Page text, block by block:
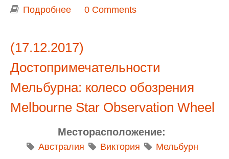
Подробнее о НГ в Аделаиде: День 0 и 1. Дорога
Gambier - Beachport - Robe -
Kingston SE
0 Comments
(17.12.2017)
Достопримечательности
Мельбурна: колесо обозрения
Melbourne Star Observation Wheel
Месторасположение:
Австралия Виктория
Мельбурн